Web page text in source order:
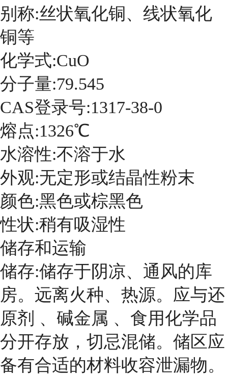
别称:丝状氧化铜、线状氧化
铜等
化学式:CuO
分子量:79.545
CAS登录号:1317-38-0
熔点:1326℃
水溶性:不溶于水
外观:无定形或结晶性粉末
颜色:黑色或棕黑色
性状:稍有吸湿性
储存和运输
储存:储存于阴凉、通风的库
房。远离火种、热源。应与还
原剂 、碱金属 、食用化学品
分开存放，切忌混储。储区应
备有合适的材料收容泄漏物。